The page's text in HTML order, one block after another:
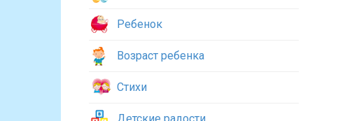
Ребенок
Возраст ребенка
Стихи